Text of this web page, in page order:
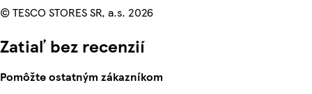
© TESCO STORES SR, a.s. 2026
Zatiaľ bez recenzií
Pomôžte ostatným zákazníkom